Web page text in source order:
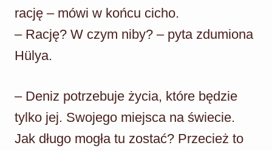
rację – mówi w końcu cicho.
– Rację? W czym niby? – pyta zdumiona
Hülya.
– Deniz potrzebuje życia, które będzie
tylko jej. Swojego miejsca na świecie.
Jak długo mogła tu zostać? Przecież to